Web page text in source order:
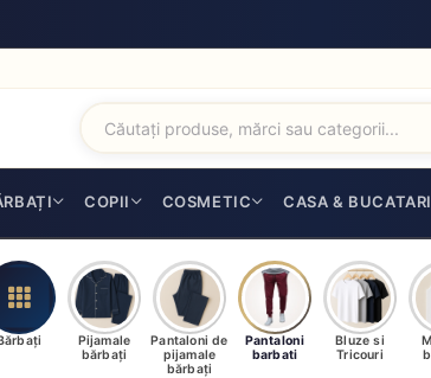
COPII COSMETIC CASA &
Pijamale
bărbați
Pantaloni de
pijamale
bărbați
Pantaloni
barbati
Bluze si
Tricouri